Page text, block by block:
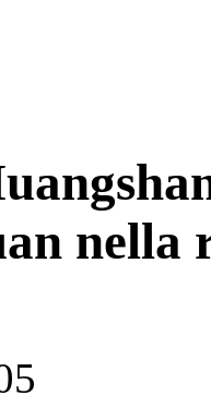
nella